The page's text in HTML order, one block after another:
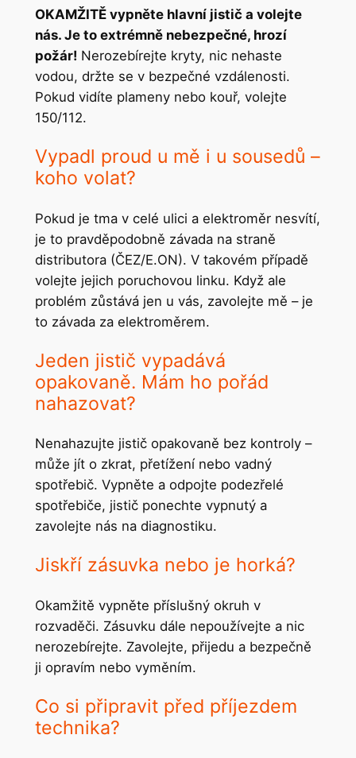
OKAMŽITĚ vypněte hlavní jistič a volejte
nás. Je to extrémně nebezpečné, hrozí
požár! Nerozebírejte kryty, nic nehaste
vodou, držte se v bezpečné vzdálenosti.
Pokud vidíte plameny nebo kouř, volejte
150/112.
Vypadl proud u mě i u sousedů –
koho volat?
Pokud je tma v celé ulici a elektroměr nesvítí,
je to pravděpodobně závada na straně
distributora (ČEZ/E.ON). V takovém případě
volejte jejich poruchovou linku. Když ale
problém zůstává jen u vás, zavolejte mě – je
to závada za elektroměrem.
Jeden jistič vypadává
opakovaně. Mám ho pořád
nahazovat?
Nenahazujte jistič opakovaně bez kontroly –
může jít o zkrat, přetížení nebo vadný
spotřebič. Vypněte a odpojte podezřelé
spotřebiče, jistič ponechte vypnutý a
zavolejte nás na diagnostiku.
Jiskří zásuvka nebo je horká?
Okamžitě vypněte příslušný okruh v
rozvaděči. Zásuvku dále nepoužívejte a nic
nerozebírejte. Zavolejte, přijedu a bezpečně
ji opravím nebo vyměním.
Co si připravit před příjezdem
technika?